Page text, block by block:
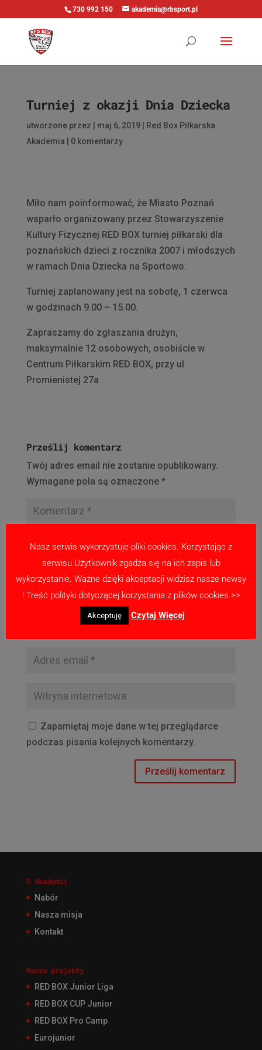
730 992 150 akademia@rbsport.pl
Turniej z okazji Dnia Dziecka
utworzone przez maj 6, 2019|
Red Box Piłkarska
Akademia
0 komentarzy
Miło nam poinformować, że Miasto Poznań
wsparło organizowany przez Stowarzyszenie
Kultury Fizycznej RED BOX turniej piłkarski dla
poznańskich dzieci z rocznika 2007 i młodszych
w ramach Dnia Dziecka na Sportowo.
Turniej zaplanowany jest na sobotę, 1 czerwca
w godzinach 9.00 – 15.00.
Zapraszamy do zgłaszania drużyn,
maksymalnie 12 osobowych, osobiście w
Centrum Piłkarskim RED BOX, przy ul.
Promienistej 27a
Prześlij komentarz
Twój adres email nie zostanie opublikowany.
Wymagane pola są oznaczone *
Zapamiętaj moje dane w tej przeglądarce
podczas pisania kolejnych komentarzy.
O Akademii
Nabór
Nasza misja
Kontakt
Nasze projekty
RED BOX Junior Liga
RED BOX CUP Junior
RED BOX Pro Camp
Eurojunior
Nasz serwis wykorzystuje pliki cookies. Korzystając z
serwisu Użytkownik zgadza się na ich zapis lub
wykorzystanie. Ważne dzięki akceptacji widzisz nasze newsy
! Treść polityki dotyczącej korzystania z plików cookies >>
Akceptuję Czytaj Więcej